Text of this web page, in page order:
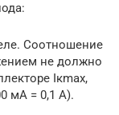
Соотношение
не должно
Iкmax,
мА = 0,1 А).